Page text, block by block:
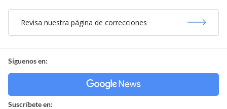
Revisa nuestra página de correcciones
Síguenos en:
Suscríbete en: